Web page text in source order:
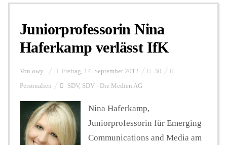
Personalien
Hintergrund
FUNKTURM-Beiträge
Juniorprofessorin Nina
Haferkamp verlässt IfK
Von owy Freitag, 14. September 2012 30
Personalien SDV, SDV - Die Medien AG
Nina Haferkamp,
Juniorprofessorin für Emerging
Communications and Media am